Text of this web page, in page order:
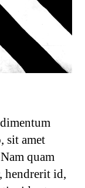
sit amet
quam
hendrerit id,